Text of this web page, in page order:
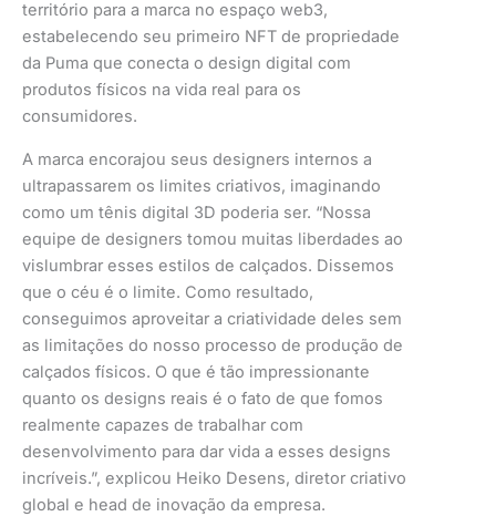
território para a marca no espaço web3,
estabelecendo seu primeiro NFT de propriedade
da Puma que conecta o design digital com
produtos físicos na vida real para os
consumidores.
A marca encorajou seus designers internos a
ultrapassarem os limites criativos, imaginando
como um tênis digital 3D poderia ser. “Nossa
equipe de designers tomou muitas liberdades ao
vislumbrar esses estilos de calçados. Dissemos
que o céu é o limite. Como resultado,
conseguimos aproveitar a criatividade deles sem
as limitações do nosso processo de produção de
calçados físicos. O que é tão impressionante
quanto os designs reais é o fato de que fomos
realmente capazes de trabalhar com
desenvolvimento para dar vida a esses designs
incríveis.”, explicou Heiko Desens, diretor criativo
global e head de inovação da empresa.